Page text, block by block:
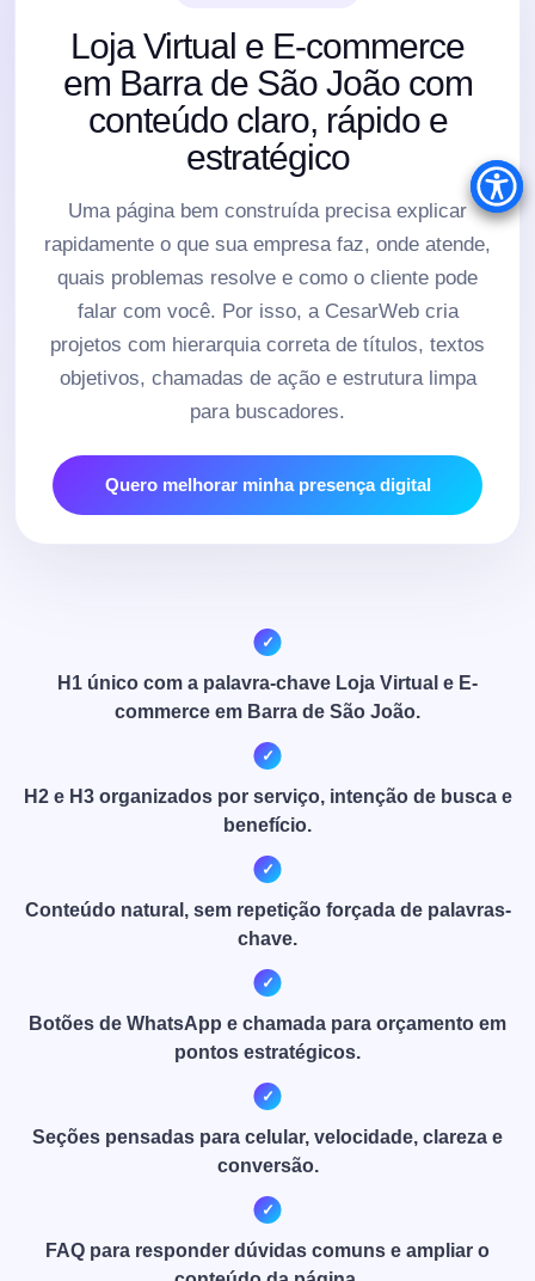
Loja Virtual e E-commerce
em Barra de São João com
conteúdo claro, rápido e
estratégico
Uma página bem construída precisa explicar
rapidamente o que sua empresa faz, onde atende,
quais problemas resolve e como o cliente pode
falar com você. Por isso, a CesarWeb cria
projetos com hierarquia correta de títulos, textos
objetivos, chamadas de ação e estrutura limpa
para buscadores.
Quero melhorar minha presença digital
H1 único com a palavra-chave Loja Virtual e E-
commerce em Barra de São João.
H2 e H3 organizados por serviço, intenção de busca e
benefício.
Conteúdo natural, sem repetição forçada de palavras-
chave.
Botões de WhatsApp e chamada para orçamento em
pontos estratégicos.
Seções pensadas para celular, velocidade, clareza e
conversão.
FAQ para responder dúvidas comuns e ampliar o